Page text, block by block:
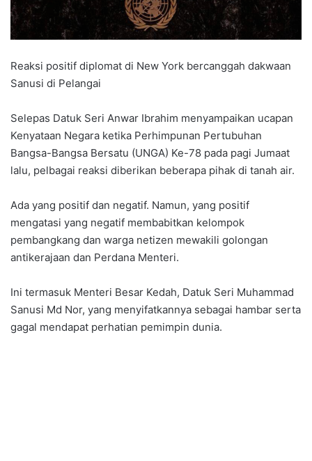
Reaksi positif diplomat di New York bercanggah dakwaan
Sanusi di Pelangai
Selepas Datuk Seri Anwar Ibrahim menyampaikan ucapan
Kenyataan Negara ketika Perhimpunan Pertubuhan
Bangsa-Bangsa Bersatu (UNGA) Ke-78 pada pagi Jumaat
lalu, pelbagai reaksi diberikan beberapa pihak di tanah air.
Ada yang positif dan negatif. Namun, yang positif
mengatasi yang negatif membabitkan kelompok
pembangkang dan warga netizen mewakili golongan
antikerajaan dan Perdana Menteri.
Ini termasuk Menteri Besar Kedah, Datuk Seri Muhammad
Sanusi Md Nor, yang menyifatkannya sebagai hambar serta
gagal mendapat perhatian pemimpin dunia.